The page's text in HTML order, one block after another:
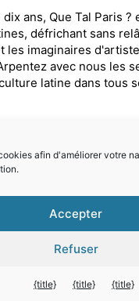
ans, Que Tal Paris ?
défrichant sans
les imaginaires
avec nous les
latine dans tous
© Que Tal Paris ? 2026
afin d'améliorer votre
Accepter
Refuser
{title} {title} {title}
Quitter la version